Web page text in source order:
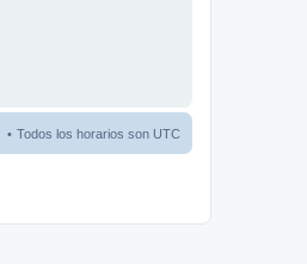
Todos los horarios son UTC